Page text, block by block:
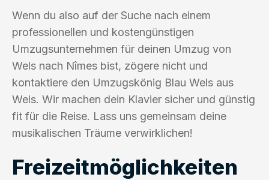
Wenn du also auf der Suche nach einem
professionellen und kostengünstigen
Umzugsunternehmen für deinen Umzug von
Wels nach Nîmes bist, zögere nicht und
kontaktiere den Umzugskönig Blau Wels aus
Wels. Wir machen dein Klavier sicher und günstig
fit für die Reise. Lass uns gemeinsam deine
musikalischen Träume verwirklichen!
Freizeitmöglichkeiten